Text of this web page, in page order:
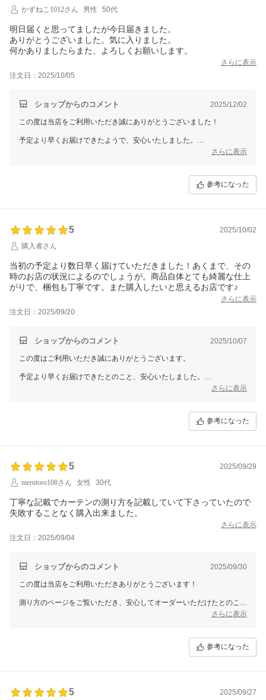
かずねこ1012さん 男性 50代
明日届くと思ってましたが今日届きました。
ありがとうございました。気に入りました。
何かありましたらまた、よろしくお願いします。
さらに表示
注文日：2025/10/05
ショップからのコメント 2025/12/02
この度は当店をご利用いただき誠にありがとうございました！
予定より早くお届けできたようで、安心いたしました。
さらに表示
参考になった
5
2025/10/02
購入者さん
当初の予定より数日早く届けていただきました！あくまで、その
時のお店の状況によるのでしょうが。商品自体とても綺麗な仕上
がりで、梱包も丁寧です。また購入したいと思えるお店です♪
さらに表示
注文日：2025/09/20
ショップからのコメント 2025/10/07
この度はご利用いただき誠にありがとうございます。
予定より早くお届けできたとのこと、安心いたしました。
さらに表示
参考になった
5
2025/09/29
merutoro108さん
女性 30代
丁寧な記載でカーテンの測り方を記載していて下さっていたので
失敗することなく購入出来ました。
さらに表示
注文日：2025/09/04
ショップからのコメント 2025/09/30
この度は当店をご利用いただきありがとうございます！
測り方のページをご覧いただき、安心してオーダーいただけたとのこ
さらに表示
参考になった
5
2025/09/27